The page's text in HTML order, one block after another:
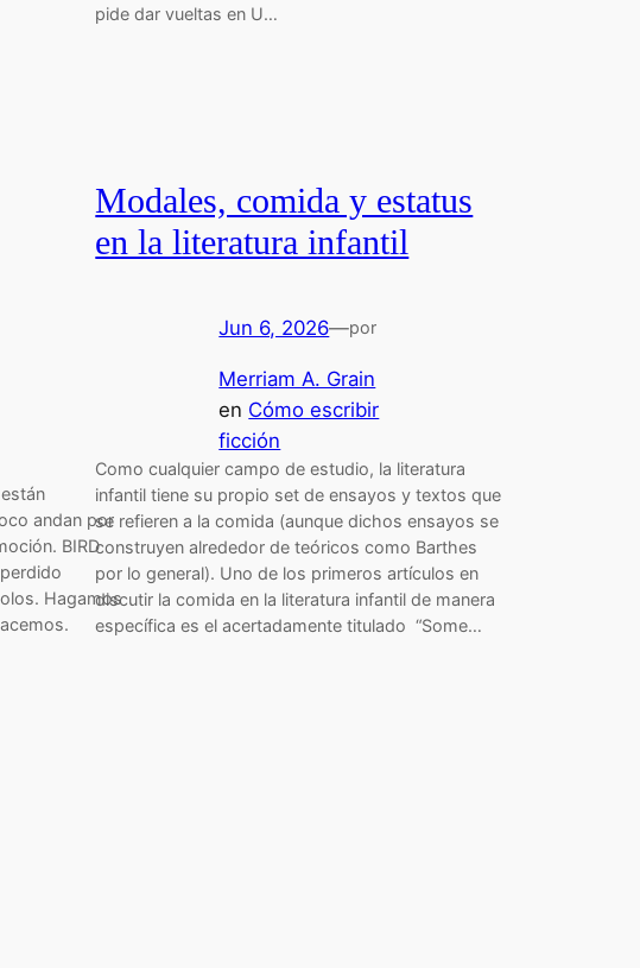
pide dar vueltas en U…
andan por
BIRD
Hagamos
Modales, comida y estatus
en la literatura infantil
Jun 6, 2026—por
Merriam A. Grain
en Cómo escribir
ficción
Como cualquier campo de estudio, la literatura
infantil tiene su propio set de ensayos y textos que
se refieren a la comida (aunque dichos ensayos se
construyen alrededor de teóricos como Barthes
por lo general). Uno de los primeros artículos en
discutir la comida en la literatura infantil de manera
específica es el acertadamente titulado “Some…